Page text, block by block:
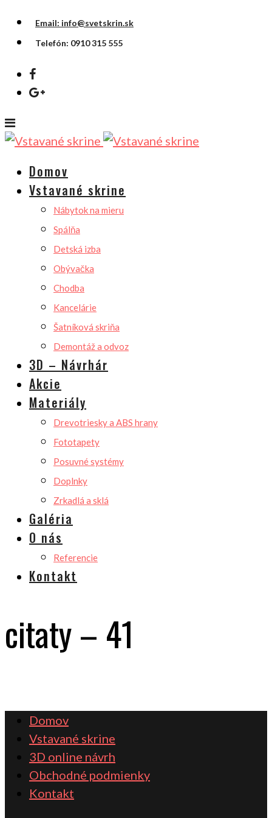
Email: info@svetskrin.sk
Telefón: 0910 315 555
Domov
Vstavané skrine
Nábytok na mieru
Spálňa
Detská izba
Obývačka
Chodba
Kancelárie
Šatníková skriňa
Demontáž a odvoz
3D – Návrhár
Akcie
Materiály
Drevotriesky a ABS hrany
Fototapety
Posuvné systémy
Doplnky
Zrkadlá a sklá
Galéria
O nás
Referencie
Kontakt
citaty – 41
Domov
Vstavané skrine
3D online návrh
Obchodné podmienky
Kontakt